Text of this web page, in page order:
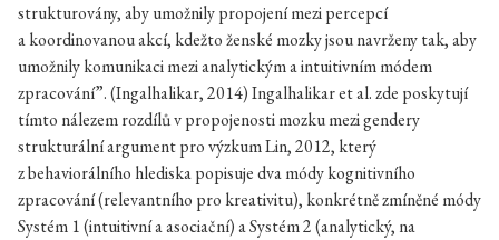
strukturovány, aby umožnily propojení mezi percepcí
a koordinovanou akcí, kdežto ženské mozky jsou navrženy tak, aby
umožnily komunikaci mezi analytickým a intuitivním módem
zpracování”. (Ingalhalikar, 2014) Ingalhalikar et al. zde poskytují
tímto nálezem rozdílů v propojenosti mozku mezi gendery
strukturální argument pro výzkum Lin, 2012, který
z behaviorálního hlediska popisuje dva módy kognitivního
zpracování (relevantního pro kreativitu), konkrétně zmíněné módy
Systém 1 (intuitivní a asociační) a Systém 2 (analytický, na